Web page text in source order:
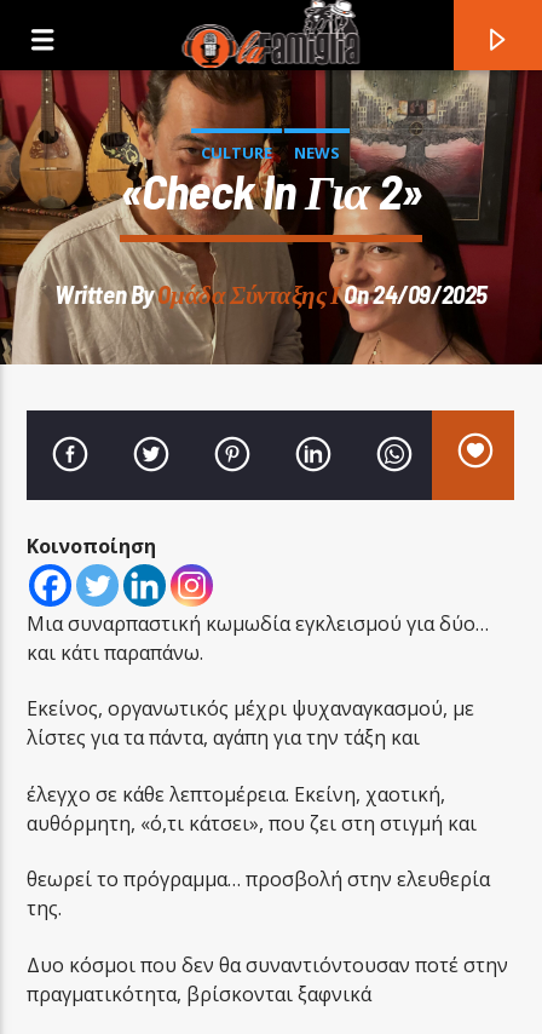
Current Track
Title
LA FAMIGLIA RADIO
LA FAMIGLIA ΝΗΣΙΩΤΙΚΑ
CULTURE NEWS
«Check In Για 2»
Written ByOμάδα Σύνταξης ΙOn 24/09/2025
Κοινοποίηση
Μια συναρπαστική κωμωδία εγκλεισμού για δύο…
και κάτι παραπάνω.
Εκείνος, οργανωτικός μέχρι ψυχαναγκασμού, με
λίστες για τα πάντα, αγάπη για την τάξη και
έλεγχο σε κάθε λεπτομέρεια. Εκείνη, χαοτική,
αυθόρμητη, «ό,τι κάτσει», που ζει στη στιγμή και
θεωρεί το πρόγραμμα… προσβολή στην ελευθερία
της.
Δυο κόσμοι που δεν θα συναντιόντουσαν ποτέ στην
πραγματικότητα, βρίσκονται ξαφνικά